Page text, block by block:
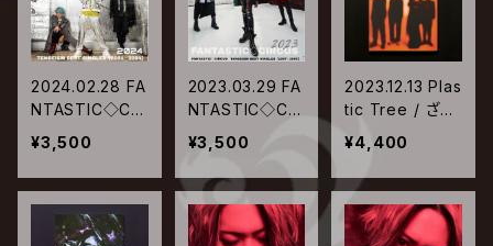
2024.02.28 FA
NTASTIC◇CIR
CUS / TENSEI
SM BEST SING
LES【2001-200
4】
¥3,500
2023.03.29 FA
NTASTIC◇CIR
CUS / TENSEI
SM BEST SING
LES【1997−200
0】
¥3,500
2023.12.13 Plas
tic Tree / ざわ
めき【完全生産
限定盤】
¥4,400